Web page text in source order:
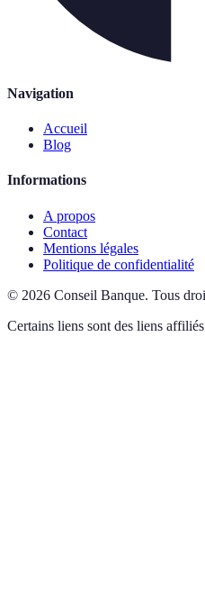
Navigation
Accueil
Blog
Informations
A propos
Contact
Mentions légales
Politique de confidentialité
© 2026 Conseil Banque. Tous
Certains liens sont des liens